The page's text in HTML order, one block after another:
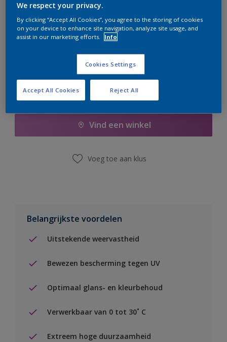
Op dit moment is het niet mogelijk dit product online
te bestellen. Houd de website in de gaten, we werken
er hard aan om de voorraad aan te vullen.
Boodschappenlijst
Vind een winkel
Voeg toe aan klus
Belangrijkste voordelen
Uitstekende weervastheid
Bewezen bescherming tegen UV
Optimaal glans- en kleurbehoud
Verwerkbaar van 0 tot 30˚ C
Extreem hoge duurzaamheid
We respect your privacy.
By clicking “Accept All Cookies”, you agree to the storing of cookies
on your device to enhance site navigation, analyze site usage, and
assist in our marketing efforts.
Info
Cookies Settings
Reject All
Accept All Cookies